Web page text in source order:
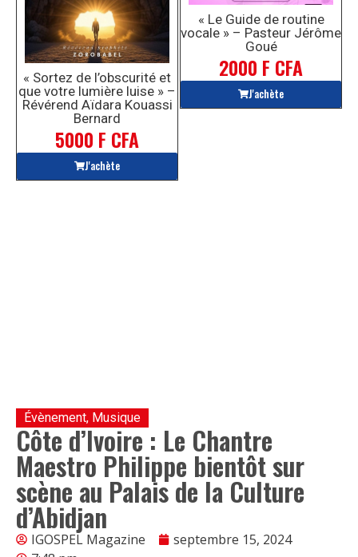
« Sortez de l’obscurité et
que votre lumière luise » –
Révérend Aïdara Kouassi
Bernard
5000 F CFA
J'achète
« Le Guide de routine
vocale » – Pasteur Jérôme
Goué
2000 F CFA
J'achète
Évènement, Musique
Côte d’Ivoire : Le Chantre
Maestro Philippe bientôt sur
scène au Palais de la Culture
d’Abidjan
IGOSPEL Magazine
septembre 15, 2024